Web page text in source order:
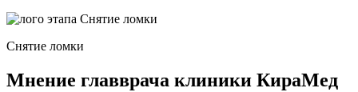
Снятие ломки
Мнение главврача клиники КираМед